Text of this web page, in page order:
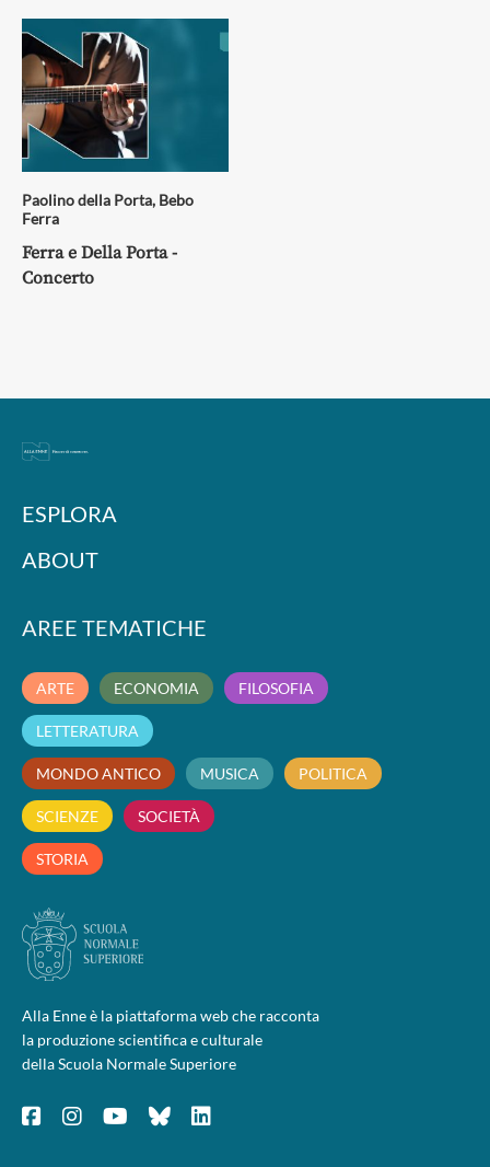
Paolino della Porta, Bebo
Ferra
Ferra e Della Porta -
Concerto
ESPLORA
ABOUT
AREE TEMATICHE
ARTE ECONOMIA FILOSOFIA
LETTERATURA
MONDO ANTICO MUSICA POLITICA
SCIENZE SOCIETÀ
STORIA
Alla Enne è la piattaforma web che racconta
la produzione scientifica e culturale
della Scuola Normale Superiore